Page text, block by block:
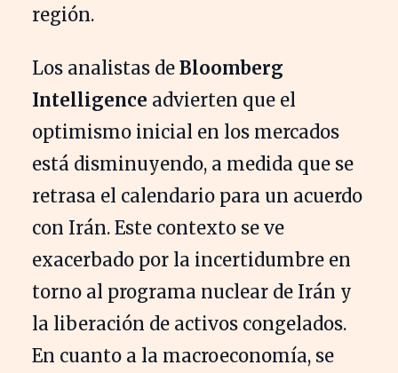
región.
Los analistas de Bloomberg
Intelligence advierten que el
optimismo inicial en los mercados
está disminuyendo, a medida que se
retrasa el calendario para un acuerdo
con Irán. Este contexto se ve
exacerbado por la incertidumbre en
torno al programa nuclear de Irán y
la liberación de activos congelados.
En cuanto a la macroeconomía, se